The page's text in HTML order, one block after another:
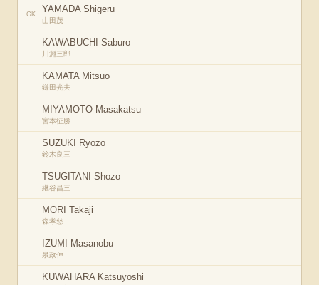
GK YAMADA Shigeru
山田茂
KAWABUCHI Saburo
川淵三郎
KAMATA Mitsuo
鎌田光夫
MIYAMOTO Masakatsu
宮本征勝
SUZUKI Ryozo
鈴木良三
TSUGITANI Shozo
継谷昌三
MORI Takaji
森孝慈
IZUMI Masanobu
泉政伸
KUWAHARA Katsuyoshi